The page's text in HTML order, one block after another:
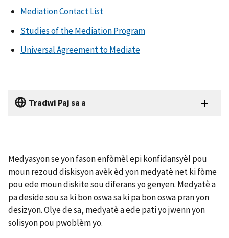
Mediation Contact List
Studies of the Mediation Program
Universal Agreement to Mediate
Tradwi Paj sa a
Medyasyon se yon fason enfòmèl epi konfidansyèl pou
moun rezoud diskisyon avèk èd yon medyatè net ki fòme
pou ede moun diskite sou diferans yo genyen. Medyatè a
pa deside sou sa ki bon oswa sa ki pa bon oswa pran yon
desizyon. Olye de sa, medyatè a ede pati yo jwenn yon
solisyon pou pwoblèm yo.